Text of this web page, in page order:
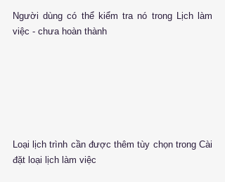
Người dùng có thể kiểm tra nó trong Lịch làm
việc - chưa hoàn thành
Loại lịch trình cần được thêm tùy chọn trong Cài
đặt loại lịch làm việc